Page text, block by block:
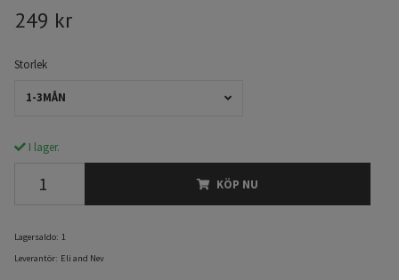
249 kr
Storlek
1-3MÅN
I lager.
KÖP NU
Lagersaldo: 1
Leverantör: Eli and Nev